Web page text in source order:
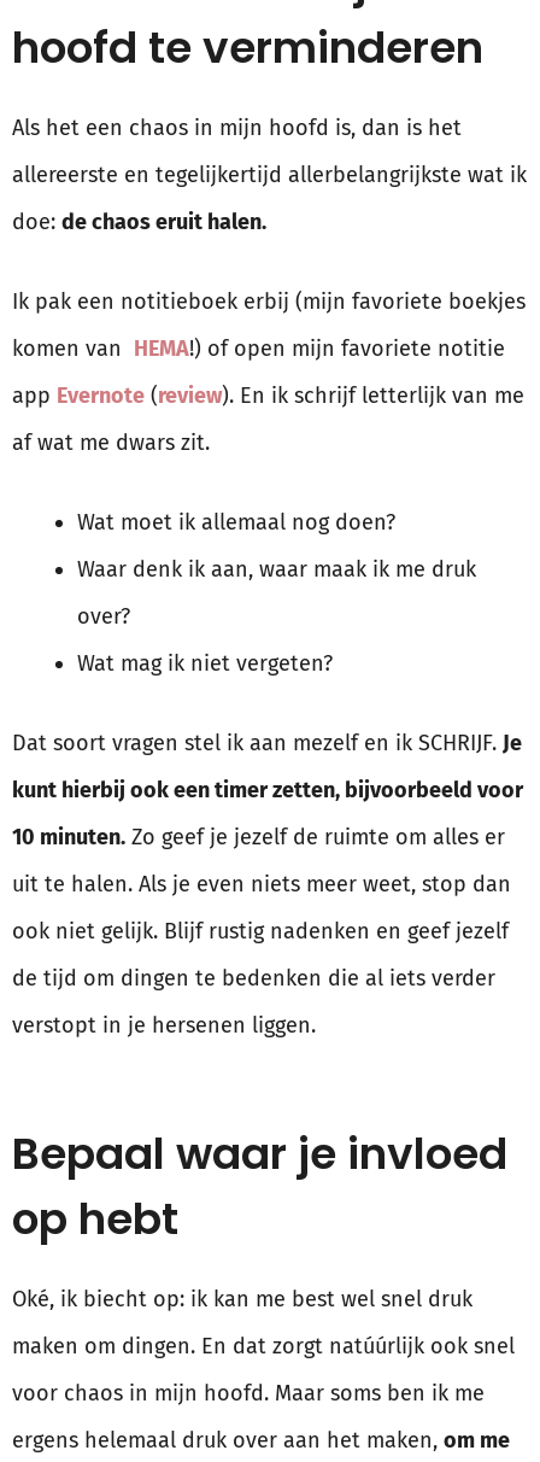
hoofd te verminderen
Als het een chaos in mijn hoofd is, dan is het
allereerste en tegelijkertijd allerbelangrijkste wat ik
doe: de chaos eruit halen.
Ik pak een notitieboek erbij (mijn favoriete boekjes
komen van HEMA!) of open mijn favoriete notitie
app Evernote (review). En ik schrijf letterlijk van me
af wat me dwars zit.
Wat moet ik allemaal nog doen?
Waar denk ik aan, waar maak ik me druk
over?
Wat mag ik niet vergeten?
Dat soort vragen stel ik aan mezelf en ik SCHRIJF. Je
kunt hierbij ook een timer zetten, bijvoorbeeld voor
10 minuten. Zo geef je jezelf de ruimte om alles er
uit te halen. Als je even niets meer weet, stop dan
ook niet gelijk. Blijf rustig nadenken en geef jezelf
de tijd om dingen te bedenken die al iets verder
verstopt in je hersenen liggen.
Bepaal waar je invloed
op hebt
Oké, ik biecht op: ik kan me best wel snel druk
maken om dingen. En dat zorgt natúúrlijk ook snel
voor chaos in mijn hoofd. Maar soms ben ik me
ergens helemaal druk over aan het maken, om me